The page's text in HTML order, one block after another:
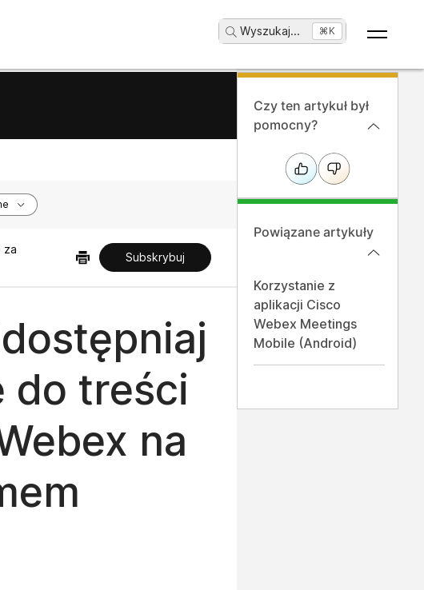
Wyszukaj... ⌘K
za
Subskrybuj
do treści
na
Czy ten artykuł był
pomocny?
Powiązane artykuły
Korzystanie z
aplikacji Cisco
Webex Meetings
Mobile (Android)